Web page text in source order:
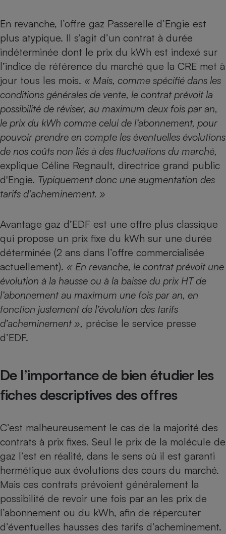
En revanche, l’offre gaz Passerelle d’Engie est
plus atypique. Il s’agit d’un contrat à durée
indéterminée dont le prix du kWh est indexé sur
l’indice de référence du marché que la CRE met à
jour tous les mois. « Mais, comme spécifié dans les
conditions générales de vente, le contrat prévoit la
possibilité de réviser, au maximum deux fois par an,
le prix du kWh comme celui de l’abonnement, pour
pouvoir prendre en compte les éventuelles évolutions
de nos coûts non liés à des fluctuations du marché,
explique Céline Regnault, directrice grand public
d'Engie. Typiquement donc une augmentation des
tarifs d’acheminement. »
Avantage gaz d’EDF est une offre plus classique
qui propose un prix fixe du kWh sur une durée
déterminée (2 ans dans l’offre commercialisée
actuellement). « En revanche, le contrat prévoit une
évolution à la hausse ou à la baisse du prix HT de
l’abonnement au maximum une fois par an, en
fonction justement de l’évolution des tarifs
d’acheminement », précise le service presse
d’EDF.
De l’importance de bien étudier les
fiches descriptives des offres
C’est malheureusement le cas de la majorité des
contrats à prix fixes. Seul le prix de la molécule de
gaz l’est en réalité, dans le sens où il est garanti
hermétique aux évolutions des cours du marché.
Mais ces contrats prévoient généralement la
possibilité de revoir une fois par an les prix de
l’abonnement ou du kWh, afin de répercuter
d’éventuelles hausses des tarifs d’acheminement.